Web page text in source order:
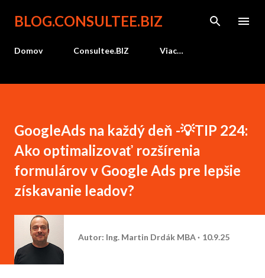
Preskočiť na hlavný obsah
BLOG.CONSULTEE.BIZ
Domov Consultee.BIZ Viac…
GoogleAds na každý deň -💡TIP 224:
Ako optimalizovať rozšírenia
formulárov v Google Ads pre lepšie
získavanie leadov?
Autor: Ing. Martin Drdák MBA 10.9.25